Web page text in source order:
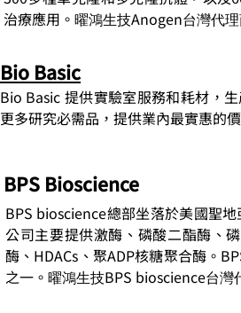
治療應用。 曜鴻生技Anogen台灣代理
Bio Basic
Bio Basic 提供實驗室服務和耗材，
更多研究必需品，提供業內最實惠的
BPS Bioscience
BPS bioscience總部坐落於美國聖
公司主要提供激酶、磷酸二酯酶、
酶、HDACs、聚ADP核糖聚合酶。
之一。 曜鴻生技BPS bioscience台灣